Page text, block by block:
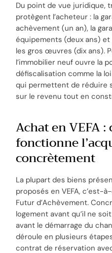
Du point de vue juridique,
protègent l’acheteur : la
achèvement (un an), la
équipements (deux ans)
les gros œuvres (dix ans).
l’immobilier neuf ouvre la
défiscalisation comme la
qui permettent de réduire
sur le revenu tout en
Achat en VEFA
fonctionne
concrètement
La plupart des biens
proposés en VEFA, c’est-
Futur d’Achèvement.
logement avant qu’il ne
avant le démarrage du
déroule en plusieurs
contrat de réservation